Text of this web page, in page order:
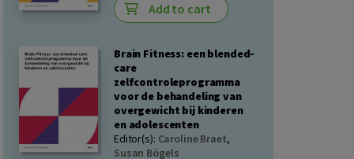
Add to cart
Brain Fitness: een blended-
care
zelfcontroleprogramma
voor de behandeling van
overgewicht bij kinderen
en adolescenten
Editor(s): Caroline Braet,
Susan Bögels